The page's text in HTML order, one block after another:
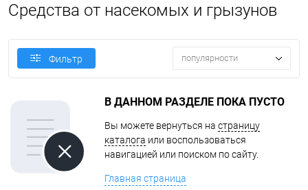
Средства от насекомых и грызунов
Фильтр популярности
В ДАННОМ РАЗДЕЛЕ ПОКА ПУСТО
Вы можете вернуться на страницу
каталога или воспользоваться
навигацией или поиском по сайту.
Главная страница